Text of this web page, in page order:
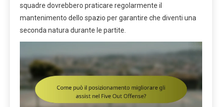
squadre dovrebbero praticare regolarmente il
mantenimento dello spazio per garantire che diventi una
seconda natura durante le partite.